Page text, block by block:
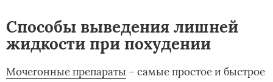
Способы выведения лишней
жидкости при похудении
Мочегонные препараты – самые простое и быстрое